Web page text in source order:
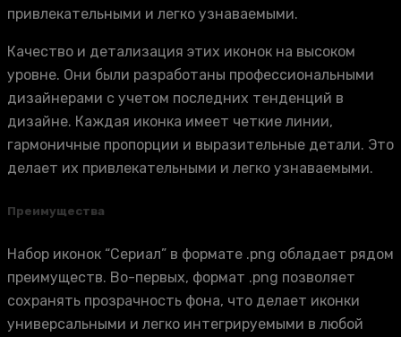
привлекательными и легко узнаваемыми.
Качество и детализация этих иконок на высоком
уровне. Они были разработаны профессиональными
дизайнерами с учетом последних тенденций в
дизайне. Каждая иконка имеет четкие линии,
гармоничные пропорции и выразительные детали. Это
делает их привлекательными и легко узнаваемыми.
Преимущества
Набор иконок “Сериал” в формате .png обладает рядом
преимуществ. Во-первых, формат .png позволяет
сохранять прозрачность фона, что делает иконки
универсальными и легко интегрируемыми в любой